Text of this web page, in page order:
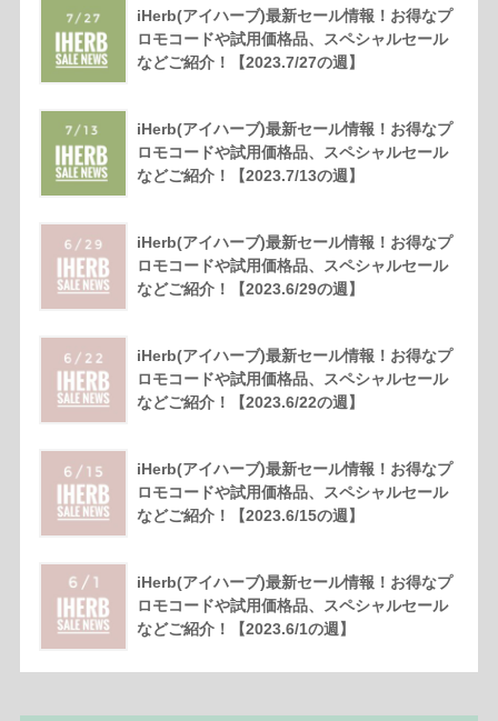
iHerb(アイハーブ)最新セール情報！お得なプ
ロモコードや試用価格品、スペシャルセール
などご紹介！【2023.7/27の週】
iHerb(アイハーブ)最新セール情報！お得なプ
ロモコードや試用価格品、スペシャルセール
などご紹介！【2023.7/13の週】
iHerb(アイハーブ)最新セール情報！お得なプ
ロモコードや試用価格品、スペシャルセール
などご紹介！【2023.6/29の週】
iHerb(アイハーブ)最新セール情報！お得なプ
ロモコードや試用価格品、スペシャルセール
などご紹介！【2023.6/22の週】
iHerb(アイハーブ)最新セール情報！お得なプ
ロモコードや試用価格品、スペシャルセール
などご紹介！【2023.6/15の週】
iHerb(アイハーブ)最新セール情報！お得なプ
ロモコードや試用価格品、スペシャルセール
などご紹介！【2023.6/1の週】